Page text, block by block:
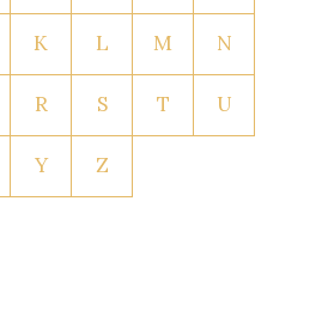
K L M N
R S T U
Y Z